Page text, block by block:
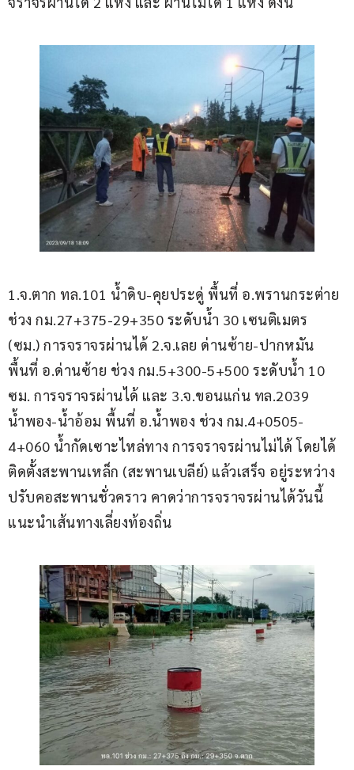
1.จ.ตาก ทล.101 น้ำดิบ-คุยประดู่ พื้นที่ อ.พรานกระต่าย
ช่วง กม.27+375-29+350 ระดับน้ำ 30 เซนติเมตร
(ซม.) การจราจรผ่านได้ 2.จ.เลย ด่านซ้าย-ปากหมัน
พื้นที่ อ.ด่านซ้าย ช่วง กม.5+300-5+500 ระดับน้ำ 10
ซม. การจราจรผ่านได้ และ 3.จ.ขอนแก่น ทล.2039
น้ำพอง-น้ำอ้อม พื้นที่ อ.น้ำพอง ช่วง กม.4+0505-
4+060 น้ำกัดเซาะไหล่ทาง การจราจรผ่านไม่ได้ โดยได้
ติดตั้งสะพานเหล็ก (สะพานเบลีย์) แล้วเสร็จ อยู่ระหว่าง
ปรับคอสะพานชั่วคราว คาดว่าการจราจรผ่านได้วันนี้
แนะนำเส้นทางเลี่ยงท้องถิ่น